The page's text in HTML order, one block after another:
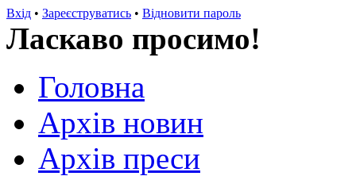
Вхід • Зареєструватись • Відновити пароль
Ласкаво просимо!
Головна
Архів новин
Архів преси